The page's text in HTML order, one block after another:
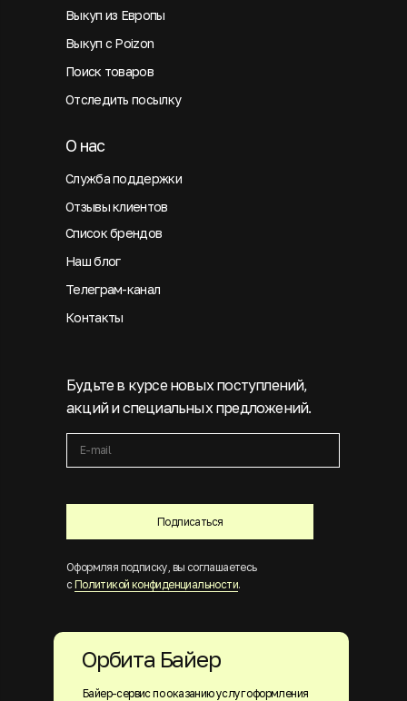
Подписаться
Будьте в курсе новых поступлений,
акций и специальных предложений.
Оформляя подписку, вы соглашаетесь
с Политикой конфиденциальности.
Выкуп из Европы
Выкуп с Poizon
Поиск товаров
Отследить посылку
Служба поддержки
О нас
Отзывы клиентов
Список брендов
Наш блог
Телеграм-канал
Контакты
Байер-сервис по оказанию услуг оформления
Орбита Байер